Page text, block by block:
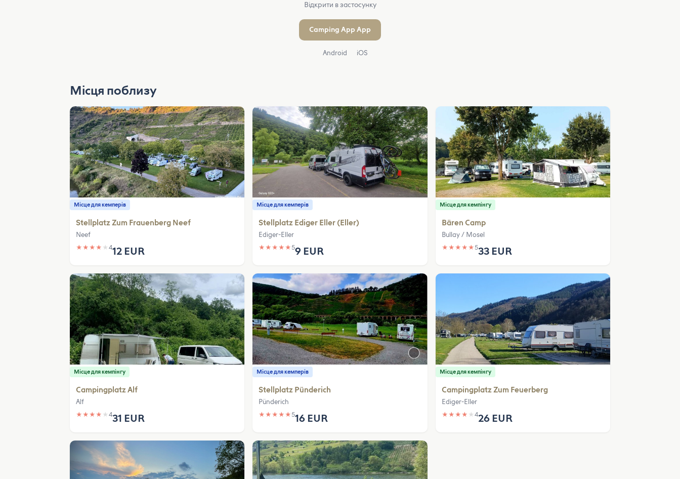
Відкрити в застосунку
Camping App App
Android iOS
Місця поблизу
Місце для кемперів
Stellplatz Zum Frauenberg Neef
Neef
★ ★ ★ ★ ★ 412 EUR
Місце для кемперів
Stellplatz Ediger Eller (Eller)
Ediger-Eller
★ ★ ★ ★ ★59 EUR
Місце для кемпінгу
Bären Camp
Bullay / Mosel
★ ★ ★ ★ ★533 EUR
Місце для кемпінгу
Campingplatz Alf
Alf
★ ★ ★ ★ ★ 431 EUR
Місце для кемперів
Stellplatz Pünderich
Pünderich
★ ★ ★ ★ ★516 EUR
Місце для кемпінгу
Campingplatz Zum Feuerberg
Ediger-Eller
★ ★ ★ ★ ★ 426 EUR